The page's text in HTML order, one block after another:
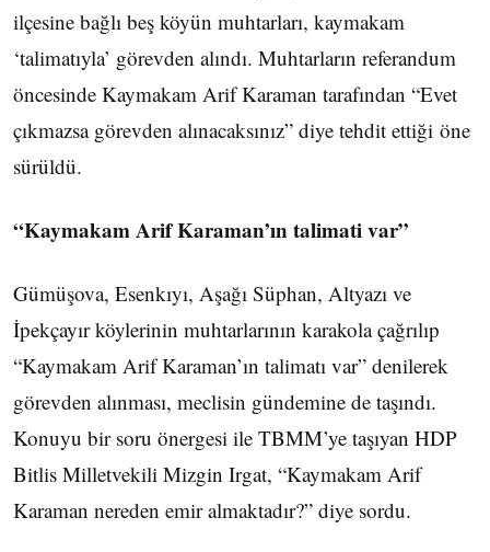
ilçesine bağlı beş köyün muhtarları, kaymakam
‘talimatıyla’ görevden alındı. Muhtarların referandum
öncesinde Kaymakam Arif Karaman tarafından “Evet
çıkmazsa görevden alınacaksınız” diye tehdit ettiği öne
sürüldü.
“Kaymakam Arif Karaman’ın talimati var”
Gümüşova, Esenkıyı, Aşağı Süphan, Altyazı ve
İpekçayır köylerinin muhtarlarının karakola çağrılıp
“Kaymakam Arif Karaman’ın talimatı var” denilerek
görevden alınması, meclisin gündemine de taşındı.
Konuyu bir soru önergesi ile TBMM’ye taşıyan HDP
Bitlis Milletvekili Mizgin Irgat, “Kaymakam Arif
Karaman nereden emir almaktadır?” diye sordu.